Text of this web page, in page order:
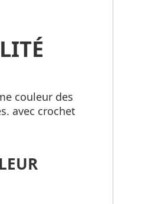
couleur des
avec crochet